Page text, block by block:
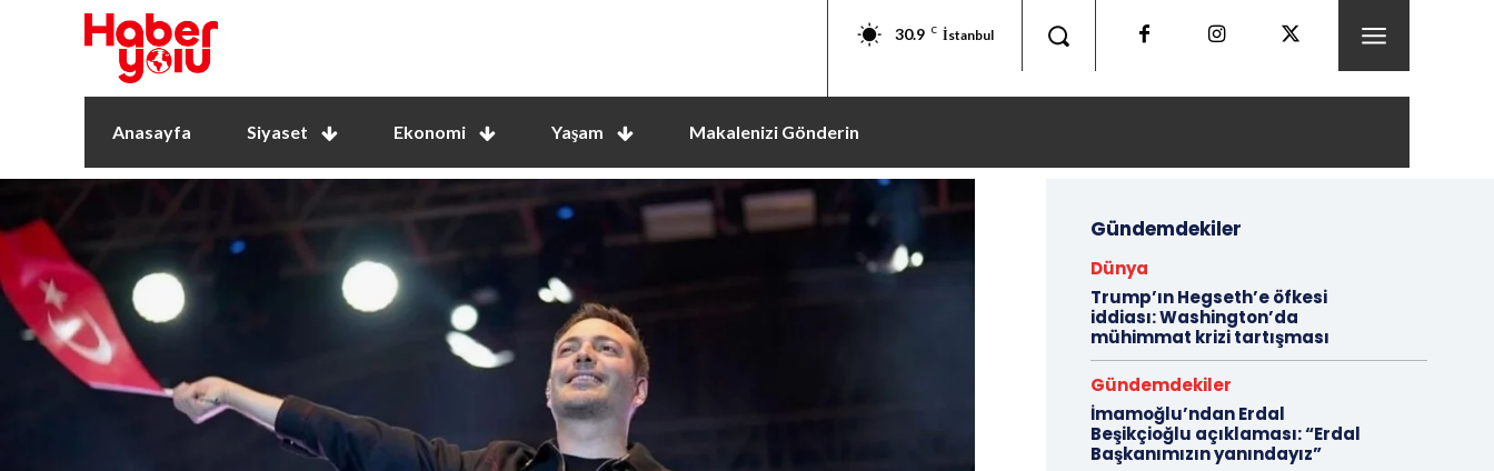
30.9 C İstanbul
Anasayfa Siyaset Ekonomi Yaşam Makalenizi Gönderin
Gündemdekiler
Dünya
Trump’ın Hegseth’e öfkesi
iddiası: Washington’da
mühimmat krizi tartışması
Gündemdekiler
İmamoğlu’ndan Erdal
Beşikçioğlu açıklaması: “Erdal
Başkanımızın yanındayız”